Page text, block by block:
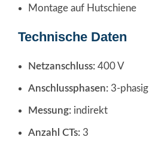
Montage auf Hutschiene
Technische Daten
Netzanschluss: 400 V
Anschlussphasen: 3-phasig
Messung: indirekt
Anzahl CTs: 3